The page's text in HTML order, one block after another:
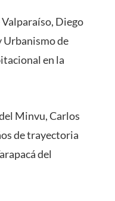
Diego
Urbanismo de
en la
Minvu, Carlos
de trayectoria
del